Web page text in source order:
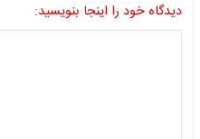
دیدگاه خود را اینجا بنویسید: